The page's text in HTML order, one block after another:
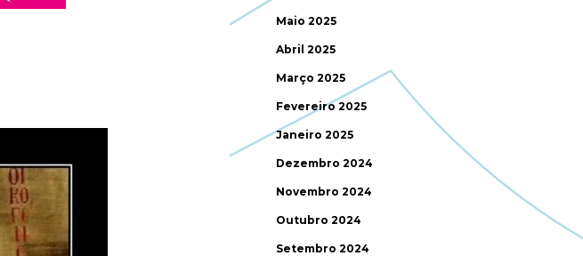
Maio 2025
Abril 2025
Março 2025
Fevereiro 2025
Janeiro 2025
Dezembro 2024
Novembro 2024
Outubro 2024
Setembro 2024